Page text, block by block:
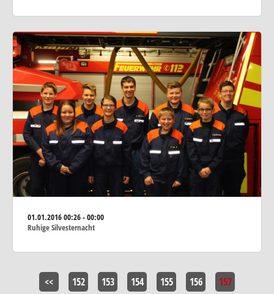
01.01.201600:26 - 00:00
Ruhige Silvesternacht
<< 152 153 154 155 156 157